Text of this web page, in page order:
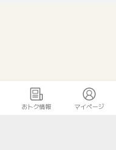
おトク情報 マイページ